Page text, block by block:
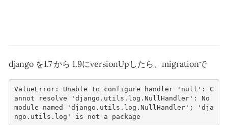
django を1.7 から 1.9にversionUpしたら、migrationで
ValueError: Unable to configure handler 'null': C
annot resolve 'django.utils.log.NullHandler': No
module named 'django.utils.log.NullHandler'; 'dja